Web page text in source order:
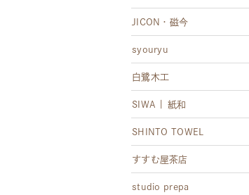
JICON・磁今
syouryu
白鷺木工
SIWA | 紙和
SHINTO TOWEL
すすむ屋茶店
studio prepa